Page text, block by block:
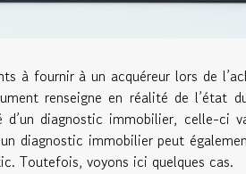
à fournir à un acquéreur lors de
renseigne en réalité de l’état
diagnostic immobilier, celle-ci
diagnostic immobilier peut
Toutefois, voyons ici quelques cas.